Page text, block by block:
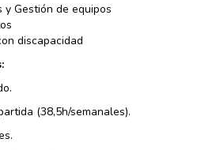
Gestión de equipos
discapacidad
(38,5h/semanales).